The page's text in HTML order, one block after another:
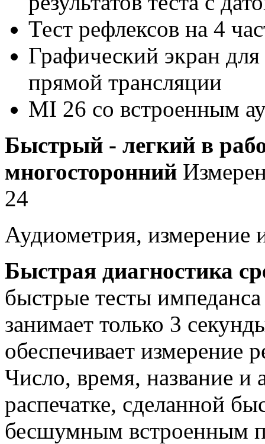
Тест рефлексов на 4
Графический экран
прямой трансляции
MI 26 со встроенным
Быстрый - легкий в
многосторонний
24
Аудиометрия, измерение
Быстрая диагностика
быстрые тесты
занимает только 3
обеспечивает измерение
Число, время, название и
распечатке, сделанной
бесшумным встроенным